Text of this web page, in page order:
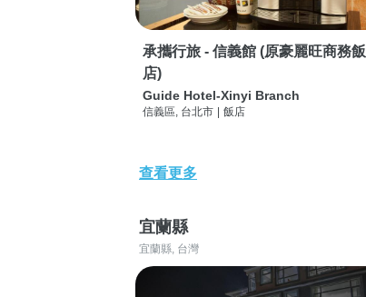
承攜行旅 - 信義館 (原豪麗旺商務飯
店)
Guide Hotel-Xinyi Branch
信義區, 台北市 | 飯店
查看更多
宜蘭縣
宜蘭縣, 台灣